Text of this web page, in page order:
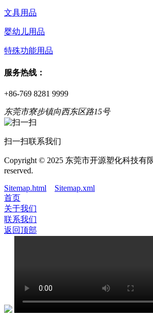
文具用品
婴幼儿用品
特殊功能用品
服务热线：
+86-769 8281 9999
东莞市寮步镇向西东区路15号
扫一扫联系我们
Copyright © 2025 东莞市开源塑化科技有
reserved.
Sitemap.html
Sitemap.xml
首页
关于我们
联系我们
返回顶部